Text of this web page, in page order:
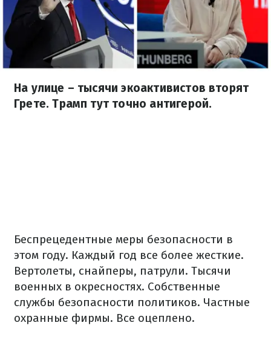
На улице – тысячи экоактивистов вторят
Грете. Трамп тут точно антигерой.
Беспрецедентные меры безопасности в
этом году. Каждый год все более жесткие.
Вертолеты, снайперы, патрули. Тысячи
военных в окресностях. Собственные
службы безопасности политиков. Частные
охранные фирмы. Все оцеплено.